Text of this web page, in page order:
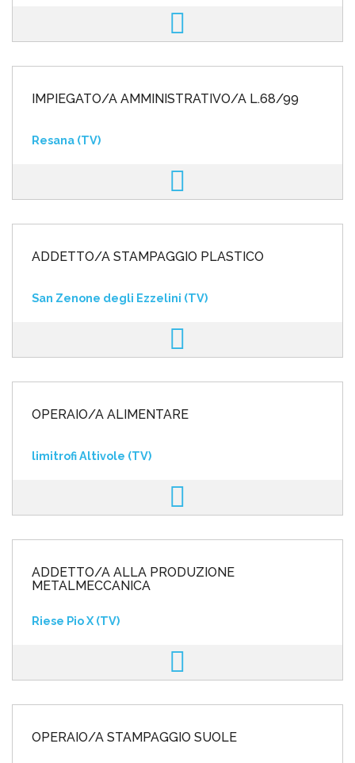
IMPIEGATO/A AMMINISTRATIVO/A L.68/99
Resana (TV)
ADDETTO/A STAMPAGGIO PLASTICO
San Zenone degli Ezzelini (TV)
OPERAIO/A ALIMENTARE
limitrofi Altivole (TV)
ADDETTO/A ALLA PRODUZIONE
METALMECCANICA
Riese Pio X (TV)
OPERAIO/A STAMPAGGIO SUOLE